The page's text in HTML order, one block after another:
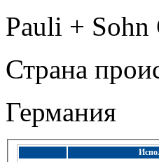
Pauli + Sohn
Страна
Германия